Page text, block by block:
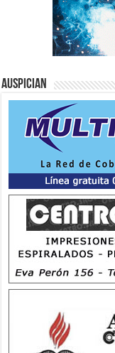
Auspician